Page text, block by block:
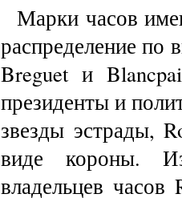
Марки часов
распределение по
Breguet и
президенты и
звезды эстрады,
виде короны.
владельцев